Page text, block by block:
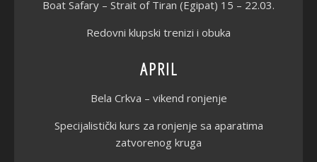
Boat Safary – Strait of Tiran (Egipat) 15 – 22.03.
Redovni klupski trenizi i obuka
APRIL
Bela Crkva – vikend ronjenje
Specijalistički kurs za ronjenje sa aparatima
zatvorenog kruga